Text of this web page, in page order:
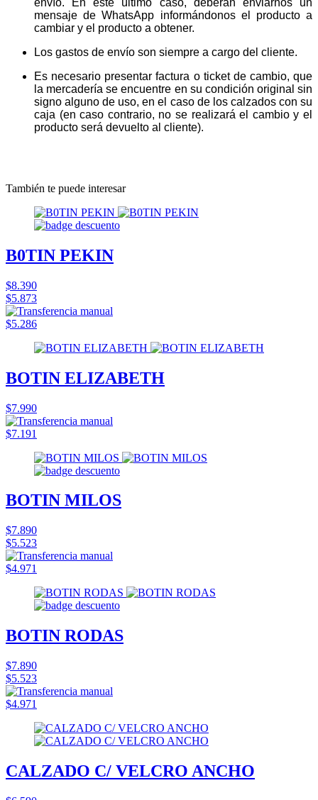
mensaje de WhatsApp informándonos el producto a
cambiar y el producto a obtener.
Los gastos de envío son siempre a cargo del cliente.
Es necesario presentar factura o ticket de cambio, que
la mercadería se encuentre en su condición original sin
signo alguno de uso, en el caso de los calzados con su
caja (en caso contrario, no se realizará el cambio y el
producto será devuelto al cliente).
También te puede interesar
B0TIN PEKIN
$8.390
$5.873
$5.286
BOTIN ELIZABETH
$7.990
$7.191
BOTIN MILOS
$7.890
$5.523
$4.971
BOTIN RODAS
$7.890
$5.523
$4.971
CALZADO C/ VELCRO ANCHO